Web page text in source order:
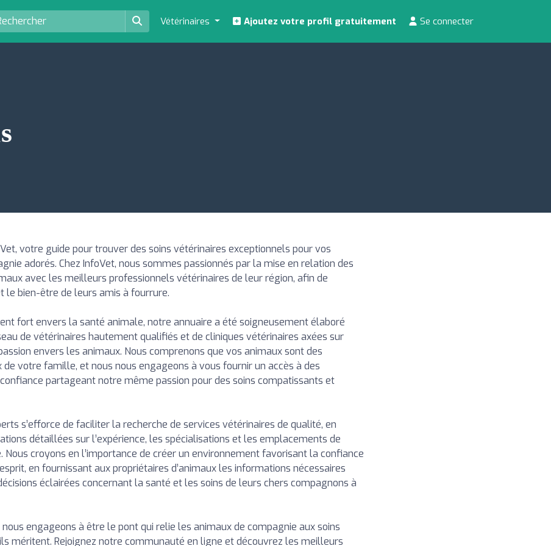
Vétérinaires Ajoutez votre profil gratuitement Se connecter
votre guide pour trouver des soins vétérinaires exceptionnels pour vos
adorés. Chez InfoVet, nous sommes passionnés par la mise en relation des
avec les meilleurs professionnels vétérinaires de leur région, afin de
le bien-être de leurs amis à fourrure.
fort envers la santé animale, notre annuaire a été soigneusement élaboré
de vétérinaires hautement qualifiés et de cliniques vétérinaires axées sur
envers les animaux. Nous comprenons que vos animaux sont des
votre famille, et nous nous engageons à vous fournir un accès à des
partageant notre même passion pour des soins compatissants et
s’efforce de faciliter la recherche de services vétérinaires de qualité, en
détaillées sur l’expérience, les spécialisations et les emplacements de
Nous croyons en l’importance de créer un environnement favorisant la confiance
en fournissant aux propriétaires d’animaux les informations nécessaires
éclairées concernant la santé et les soins de leurs chers compagnons à
nous engageons à être le pont qui relie les animaux de compagnie aux soins
méritent. Rejoignez notre communauté en ligne et découvrez les meilleurs